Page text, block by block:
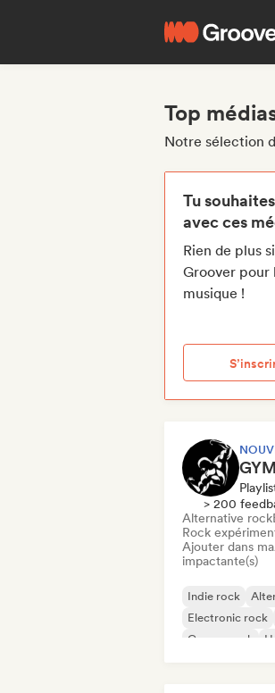
Top
Notre sélection
Tu
avec ces
Rien de plus
Groover pour
musique !
> 200
Alternative rock
Rock
Ajouter dans
impactante(s)
Indie rock
Electronic rock
Garage rock